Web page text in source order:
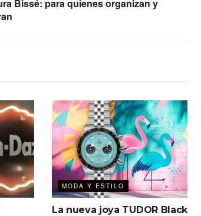
Bissé: para quienes organizan y
MODA Y ESTILO
La nueva joya TUDOR Black